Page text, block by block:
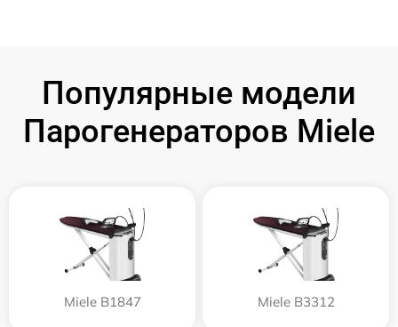
Популярные модели
Парогенераторов Miele
Miele B1847 Miele B3312